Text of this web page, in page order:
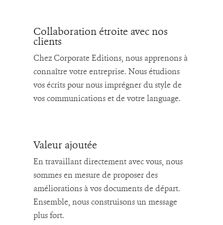
Collaboration étroite avec nos
clients
Chez Corporate Editions, nous apprenons à
connaître votre entreprise. Nous étudions
vos écrits pour nous imprégner du style de
vos communications et de votre language.
Valeur ajoutée
En travaillant directement avec vous, nous
sommes en mesure de proposer des
améliorations à vos documents de départ.
Ensemble, nous construisons un message
plus fort.